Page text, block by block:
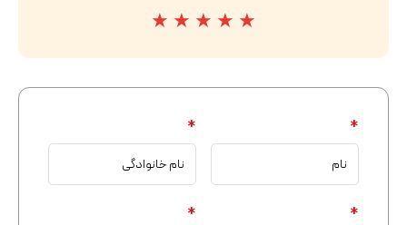
★ ★ ★ ★ ★
*
*
*
*